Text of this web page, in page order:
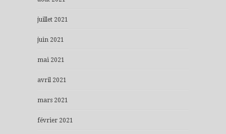
juillet 2021
juin 2021
mai 2021
avril 2021
mars 2021
février 2021